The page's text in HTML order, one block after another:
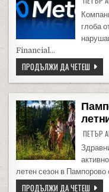
глоба
Financial…
ПРОДЪЛЖИ ДА ЧЕТЕШ
ПЕТЪР
летен сезон в Пампорово
ПРОДЪЛЖИ ДА ЧЕТЕШ